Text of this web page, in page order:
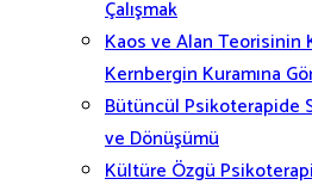
Çalışmak
Kaos ve Alan Teorisinin
Kernbergin Kuramına
Bütüncül Psikoterapide
ve Dönüşümü
Kültüre Özgü